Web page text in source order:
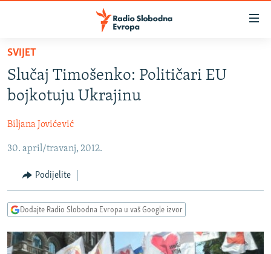
Pređite
glavni
sadržaj
Pređite
na
navigaciju
Pređite
pretragu
VIJESTI
BOSNA I HERCEGOVINA
SRBIJA
KOSOVO
CRNA GORA
VIZUELNO
FOTOGALERIJE
INFOGRAFIKE
PODCASTI
RAT U UKRAJINI
KINA NA BALKANU
SVIJET
Slučaj Timošenko: Političari EU
bojkotuju Ukrajinu
Biljana Jovićević
30. april/travanj, 2012.
Podijelite
Dodajte Radio Slobodna Evropa u vaš Google izvor